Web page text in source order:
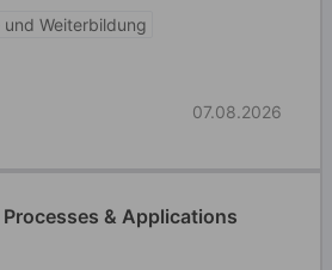
und Weiterbildung
07.08.2026
& Applications